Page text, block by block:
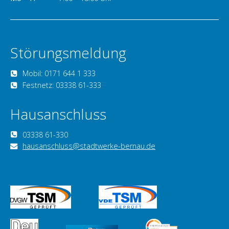
Störungsmeldung
Mobil: 0171 644 1 333
Festnetz: 03338 61-333
Hausanschluss
03338 61-330
hausanschluss@stadtwerke-bernau.de